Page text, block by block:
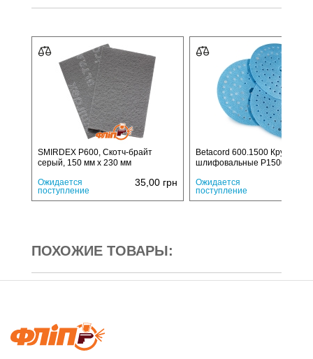
SMIRDEX P600, Cкотч-брайт
серый, 150 мм х 230 мм
Ожидается
поступление
35,00 грн
Betacord 600.1500 Круги
шлифовальные P1500
Ожидается
поступление
ПОХОЖИЕ ТОВАРЫ: